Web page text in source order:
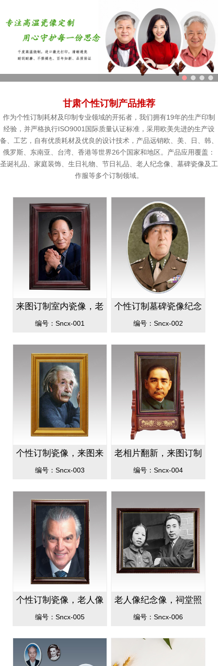
甘肃个性订制产品推荐
作为个性订制耗材及印制专业领域的开拓者，我们拥有19年的生产印制
经验，并严格执行ISO9001国际质量认证标准，采用欧美先进的生产设
备、工艺，自有优质耗材及优良的设计技术，产品远销欧、美、日、韩、
俄罗斯、东南亚、台湾、香港等世界26个国家和地区。产品应用覆盖：
圣诞礼品、家庭装饰、生日礼物、节日礼品、老人纪念像、墓碑瓷像及工
作服等多个订制领域。
来图订制室内瓷像，老
人像及瓷像个性订制
编号：Sncx-001
个性订制墓碑瓷像纪念
像，高温瓷像防晒防刮
编号：Sncx-002
个性订制瓷像，来图来
照片瓷像印制，批量支
编号：Sncx-003
老相片翻新，来图订制
老人像，个性室内瓷像
编号：Sncx-004
个性订制瓷像，老人像
室内瓷像纪念像来图订
编号：Sncx-005
老人像纪念像，祠堂照
片，家里老人纪念像个
编号：Sncx-006